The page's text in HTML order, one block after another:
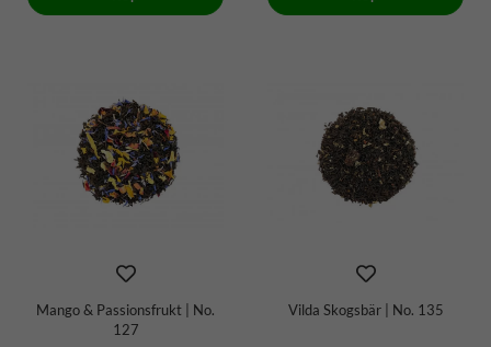
Mango & Passionsfrukt | No.
127
Vilda Skogsbär | No. 135